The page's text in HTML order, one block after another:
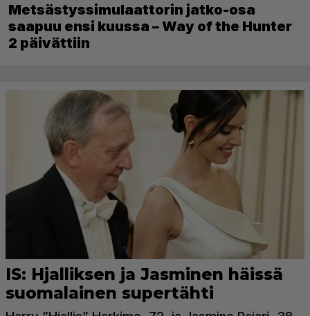
Metsästyssimulaattorin jatko-osa
saapuu ensi kuussa – Way of the Hunter
2 päivättiin